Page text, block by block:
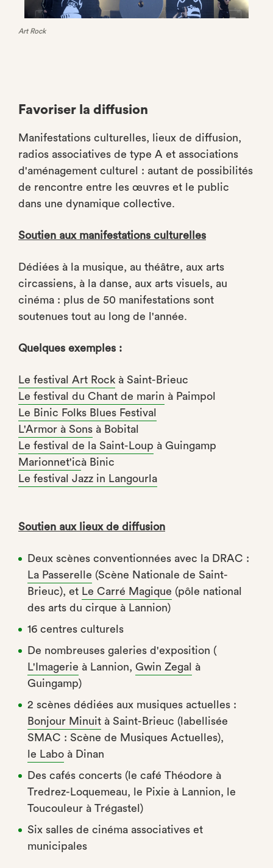
Art Rock
Favoriser la diffusion
Manifestations culturelles, lieux de diffusion,
radios associatives de type A et associations
d'aménagement culturel : autant de possibilités
de rencontre entre les œuvres et le public
dans une dynamique collective.
Soutien aux manifestations culturelles
Dédiées à la musique, au théâtre, aux arts
circassiens, à la danse, aux arts visuels, au
cinéma : plus de 50 manifestations sont
soutenues tout au long de l'année.
Quelques exemples :
Le festival Art Rock à Saint-Brieuc
Le festival du Chant de marin à Paimpol
Le Binic Folks Blues Festival
L'Armor à Sons à Bobital
Le festival de la Saint-Loup à Guingamp
Marionnet'icà Binic
Le festival Jazz in Langourla
Soutien aux lieux de diffusion
Deux scènes conventionnées avec la DRAC :
La Passerelle (Scène Nationale de Saint-
Brieuc), et Le Carré Magique (pôle national
des arts du cirque à Lannion)
16 centres culturels
De nombreuses galeries d'exposition (
L'Imagerie à Lannion, Gwin Zegal
à
Guingamp)
2 scènes dédiées aux musiques actuelles :
Bonjour Minuit à Saint-Brieuc (labellisée
SMAC : Scène de Musiques Actuelles),
le Labo à Dinan
Des cafés concerts (le café Théodore à
Tredrez-Loquemeau, le Pixie à Lannion, le
Toucouleur à Trégastel)
Six salles de cinéma associatives et
municipales